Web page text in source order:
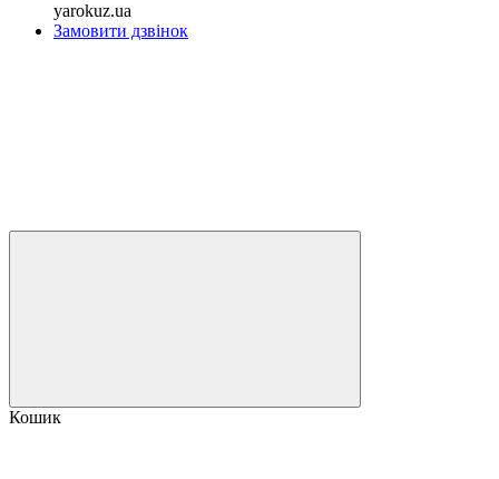
yarokuz.ua
Замовити дзвінок
Кошик